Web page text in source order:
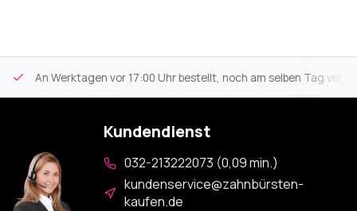
An Werktagen vor 17:00 Uhr bestellt, noch am selben Tag
Kundendienst
032-213222073 (0,09 min.)
kundenservice@zahnbürsten-
kaufen.de